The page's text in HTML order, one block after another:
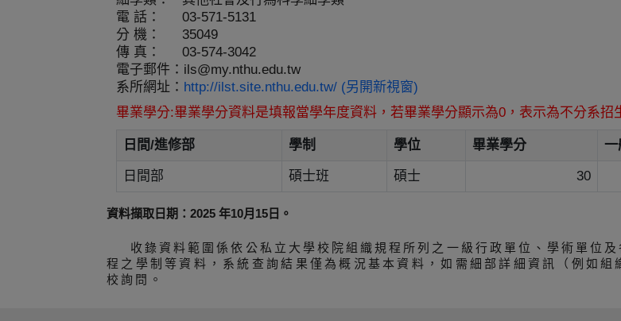
電 話：
03-571-5131
分 機：
35049
傳 真：
03-574-3042
電子郵件： ils@my.nthu.edu.tw
系所網址： http://ilst.site.nthu.edu.tw/ (另開新視窗)
畢業學分:畢業學分資料是填報當學年度資料，若畢業學分顯示為0，表示為不分系招
日間/進修部 學制 學位 畢業學分 一
日間部 碩士班 碩士 30
資料擷取日期：2025 年10月15日。
收錄資料範圍係依公私立大學校院組織規程所列之一級行政單位、學術單位
程之學制等資料，系統查詢結果僅為概況基本資料，如需細部詳細資訊（例如
校詢問。